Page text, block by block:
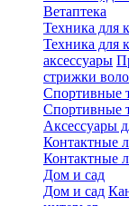
Ветаптека
Техника для
Техника для
аксессуары
стрижки
Спортивные
Спортивные
Аксессуары
Контактные
Контактные
Дом и сад
Дом и сад